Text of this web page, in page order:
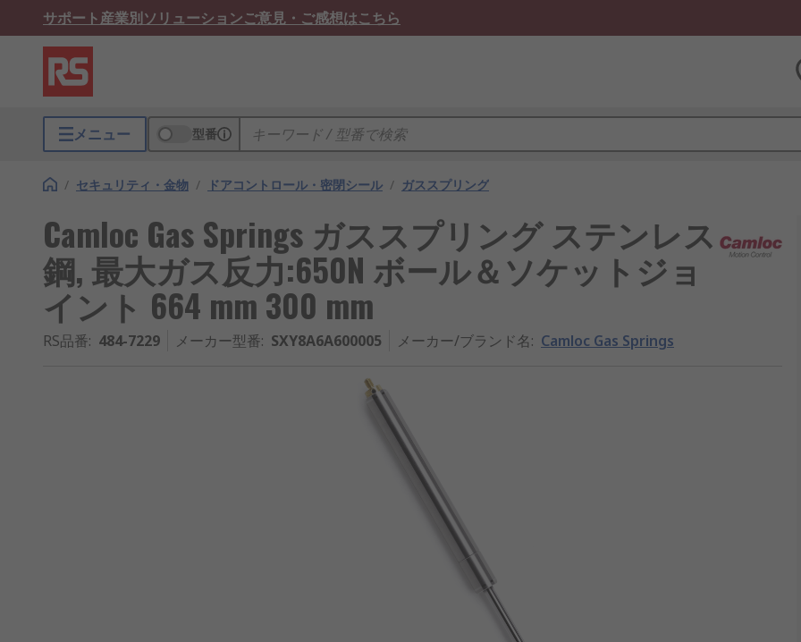
サポート産業別ソリューションご意見・ご感想はこちら
メニュー 型番
/ セキュリティ・金物 / ドアコントロール・密閉シール / ガススプリング
Camloc Gas Springs ガススプリング ステンレス
鋼, 最大ガス反力:650N ボール＆ソケットジョ
イント 664 mm 300 mm
RS品番: 484-7229 メーカー型番: SXY8A6A600005 メーカー/ブランド名: Camloc Gas Springs